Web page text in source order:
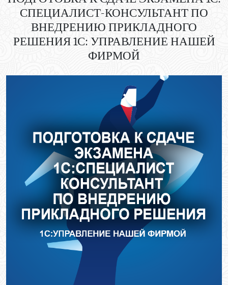
СПЕЦИАЛИСТ-КОНСУЛЬТАНТ ПО
ВНЕДРЕНИЮ ПРИКЛАДНОГО
РЕШЕНИЯ 1С: УПРАВЛЕНИЕ НАШЕЙ
ФИРМОЙ